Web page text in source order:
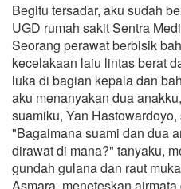
Begitu tersadar, aku sudah
UGD rumah sakit Sentra
Seorang perawat berbisik
kecelakaan laiu lintas berat
luka di bagian kepala dan
aku menanyakan dua
suamiku, Yan
"Bagaimana suami dan dua
dirawat di mana?" tanyaku,
gundah gulana dan raut